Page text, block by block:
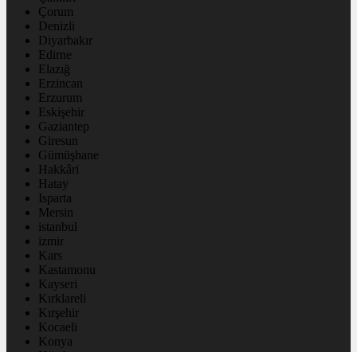
Çorum
Denizli
Diyarbakır
Edirne
Elazığ
Erzincan
Erzurum
Eskişehir
Gaziantep
Giresun
Gümüşhane
Hakkâri
Hatay
Isparta
Mersin
istanbul
izmir
Kars
Kastamonu
Kayseri
Kırklareli
Kırşehir
Kocaeli
Konya